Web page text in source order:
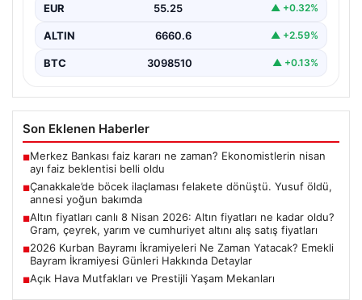
EUR 55.25 ▲ +0.32%
ALTIN 6660.6 ▲ +2.59%
BTC 3098510 ▲ +0.13%
Son Eklenen Haberler
■Merkez Bankası faiz kararı ne zaman? Ekonomistlerin nisan
ayı faiz beklentisi belli oldu
■Çanakkale’de böcek ilaçlaması felakete dönüştü. Yusuf öldü,
annesi yoğun bakımda
■Altın fiyatları canlı 8 Nisan 2026: Altın fiyatları ne kadar oldu?
Gram, çeyrek, yarım ve cumhuriyet altını alış satış fiyatları
■2026 Kurban Bayramı İkramiyeleri Ne Zaman Yatacak? Emekli
Bayram İkramiyesi Günleri Hakkında Detaylar
■Açık Hava Mutfakları ve Prestijli Yaşam Mekanları